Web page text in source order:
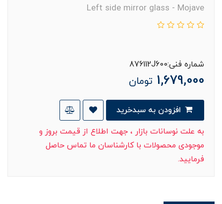
Left side mirror glass - Mojave
شماره فنی:876112J600
1,679,000 تومان
به علت نوسانات بازار ، جهت اطلاع از قیمت بروز و
موجودی محصولات با کارشناسان ما تماس حاصل
فرمایید.